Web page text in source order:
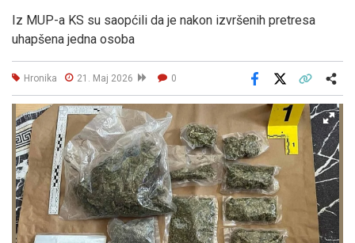
Iz MUP-a KS su saopćili da je nakon izvršenih pretresa
uhapšena jedna osoba
Hronika 21. Maj 2026 0
Facebook